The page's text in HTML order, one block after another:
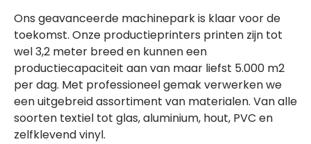
Ons geavanceerde machinepark is klaar voor de
toekomst. Onze productieprinters printen zijn tot
wel 3,2 meter breed en kunnen een
productiecapaciteit aan van maar liefst 5.000 m2
per dag. Met professioneel gemak verwerken we
een uitgebreid assortiment van materialen. Van alle
soorten textiel tot glas, aluminium, hout, PVC en
zelfklevend vinyl.